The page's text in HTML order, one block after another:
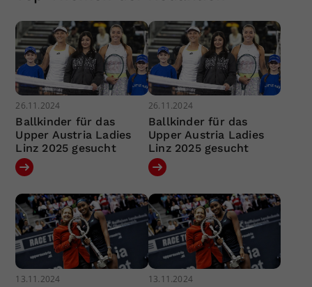
26.11.2024
Ballkinder für das
Upper Austria Ladies
Linz 2025 gesucht
26.11.2024
Ballkinder für das
Upper Austria Ladies
Linz 2025 gesucht
13.11.2024 13.11.2024